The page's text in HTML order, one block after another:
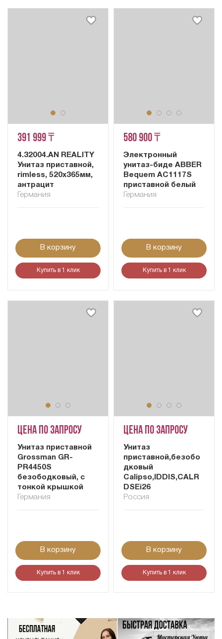
391 999 ₸
4.32004.AN REALITY
Унитаз приставной,
rimless, 520x365мм,
антрацит
Германия
В корзину
Купить в 1 клик
580 900 ₸
Электронный
унитаз-биде ABBER
Bequem AC1117S
приставной белый
Германия
В корзину
Купить в 1 клик
Цена по запросу
Унитаз приставной
Grossman GR-
PR4450S
безободковый, с
тонкой крышкой
Германия
В корзину
Купить в 1 клик
Цена по запросу
Унитаз
приставной,безобо
дковый
Calipso,IDDIS,CALR
DSEi26
Россия
В корзину
Купить в 1 клик